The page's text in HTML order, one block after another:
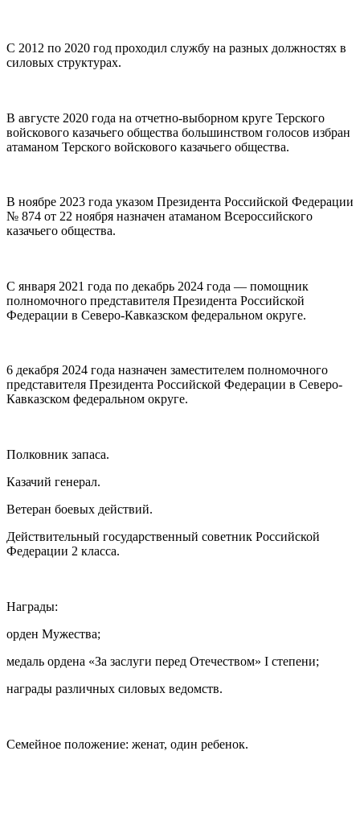
С 2012 по 2020 год проходил службу на разных должностях в
силовых структурах.
В августе 2020 года на отчетно-выборном круге Терского
войскового казачьего общества большинством голосов избран
атаманом Терского войскового казачьего общества.
В ноябре 2023 года указом Президента Российской Федерации
№ 874 от 22 ноября назначен атаманом Всероссийского
казачьего общества.
С января 2021 года по декабрь 2024 года — помощник
полномочного представителя Президента Российской
Федерации в Северо-Кавказском федеральном округе.
6 декабря 2024 года назначен заместителем полномочного
представителя Президента Российской Федерации в Северо-
Кавказском федеральном округе.
Полковник запаса.
Казачий генерал.
Ветеран боевых действий.
Действительный государственный советник Российской
Федерации 2 класса.
Награды:
орден Мужества;
медаль ордена «За заслуги перед Отечеством» I степени;
награды различных силовых ведомств.
Семейное положение: женат, один ребенок.